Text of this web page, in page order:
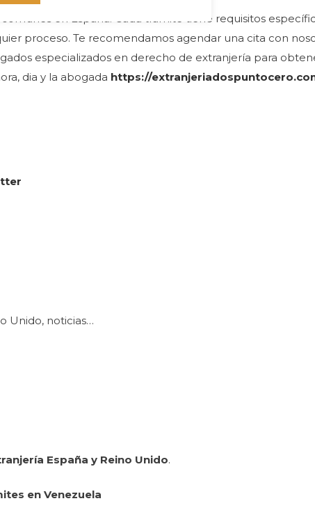
en España. Cada trámite tiene requisitos
proceso. Te recomendamos agendar una cita con
especializados en derecho de extranjería para
dia y la abogada https://
r
Unido, noticias…
España y Reino Unido.
en Venezuela